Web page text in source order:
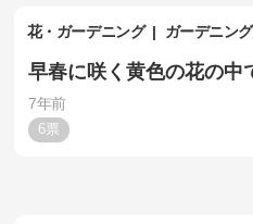
花・ガーデニング ガーデニン
早春に咲く黄色の花の中
7年前
6